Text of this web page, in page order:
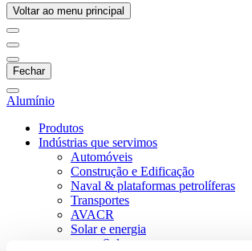
Voltar ao menu principal
Fechar
Alumínio
Produtos
Indústrias que servimos
Automóveis
Construção e Edificação
Naval & plataformas petrolíferas
Transportes
AVACR
Solar e energia
Solar